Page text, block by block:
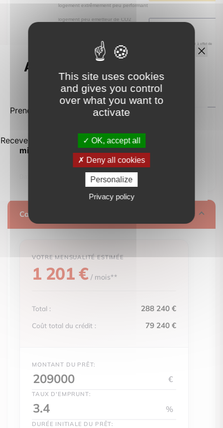
Consommation
271
kWh/m².an
55
G
logement extrêmement performant
B
E
F
G
Calculez vos mensualités
MONTANT DU PRÊT:
€
TAUX D'EMPRUNT:
%
DURÉE INITIALE DU PRÊT:
1 201 € / mois**
Total : 288 240 €
Coût total du crédit : 79 240 €
This site uses cookies
and gives you control
over what you want to
activate
OK, accept all
Deny all cookies
Personalize
Privacy policy